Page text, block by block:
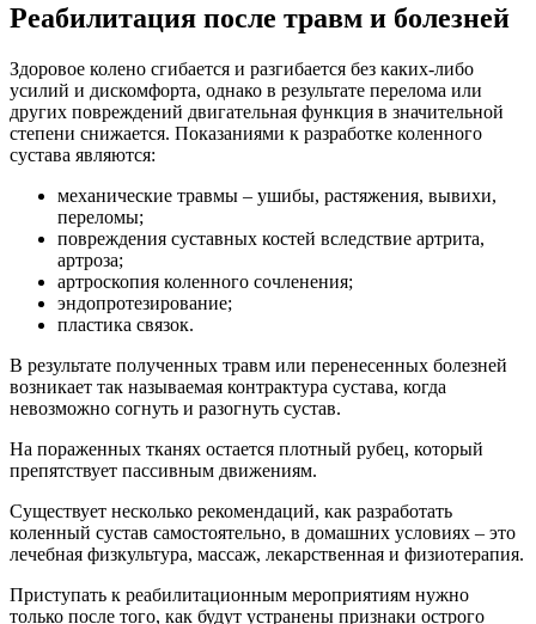
Реабилитация после травм и болезней
Здоровое колено сгибается и разгибается без каких-либо
усилий и дискомфорта, однако в результате перелома или
других повреждений двигательная функция в значительной
степени снижается. Показаниями к разработке коленного
сустава являются:
механические травмы – ушибы, растяжения, вывихи,
переломы;
повреждения суставных костей вследствие артрита,
артроза;
артроскопия коленного сочленения;
эндопротезирование;
пластика связок.
В результате полученных травм или перенесенных болезней
возникает так называемая контрактура сустава, когда
невозможно согнуть и разогнуть сустав.
На пораженных тканях остается плотный рубец, который
препятствует пассивным движениям.
Существует несколько рекомендаций, как разработать
коленный сустав самостоятельно, в домашних условиях – это
лечебная физкультура, массаж, лекарственная и физиотерапия.
Приступать к реабилитационным мероприятиям нужно
только после того, как будут устранены признаки острого